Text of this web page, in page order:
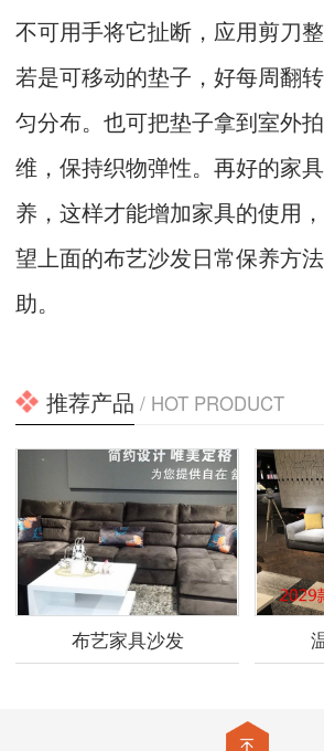
不可用手将它扯断，应用剪刀整
若是可移动的垫子，好每周翻
匀分布。也可把垫子拿到室外
维，保持织物弹性。再好的家
养，这样才能增加家具的使用
望上面的布艺沙发日常保养方
助。
推荐产品 / HOT PRODUCT
布艺家具沙发